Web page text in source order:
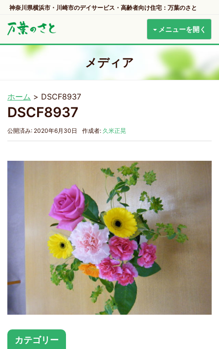
神奈川県横浜市・川崎市のデイサービス・高齢者向け住宅：万葉のさと
メニューを開く
メディア
ホーム > DSCF8937
DSCF8937
公開済み: 2020年6月30日 作成者: 久米正晃
カテゴリー